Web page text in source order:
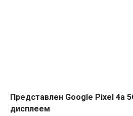
Представлен Google Pixel 4a
дисплеем